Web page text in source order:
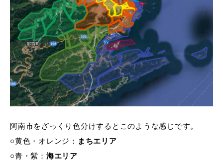
阿南市をざっくり色分けするとこのような感じです。
○黄色・オレンジ： まちエリア
○青・紫： 海エリア